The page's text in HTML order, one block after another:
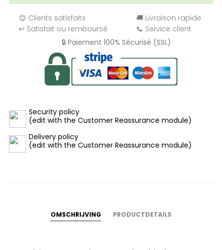
😊 Clients satisfaits
🚚 Livraison rapide
↩️ Satisfait ou remboursé
📞 Service client
🔒 Paiement 100% Sécurisé (SSL)
Security policy
(edit with the Customer Reassurance module)
Delivery policy
(edit with the Customer Reassurance module)
OMSCHRIJVING PRODUCTDETAILS